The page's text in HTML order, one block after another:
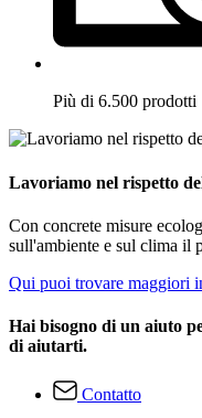
Più di 6.500 prodotti
Lavoriamo nel rispetto
Con concrete misure
sull'ambiente e sul clima il
Qui puoi trovare maggiori
Hai bisogno di un aiuto
di aiutarti.
Contatto